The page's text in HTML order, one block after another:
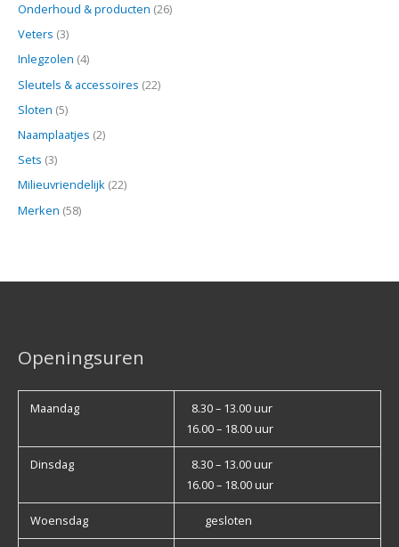
Onderhoud & producten (26)
Veters (3)
Inlegzolen (4)
Sleutels & accessoires (22)
Sloten (5)
Naamplaatjes (2)
Sets (3)
Milieuvriendelijk (22)
Merken (58)
Openingsuren
Maandag
8.30 – 13.00 uur
16.00 – 18.00 uur
Dinsdag
8.30 – 13.00 uur
16.00 – 18.00 uur
Woensdag gesloten